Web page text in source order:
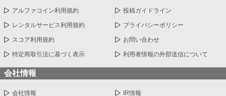
アルファコイン利用規約 投稿ガイドライン
レンタルサービス利用規約 プライバシーポリシー
スコア利用規約 お問い合わせ
特定商取引法に基づく表示 利用者情報の外部送信について
会社情報
会社情報 IR情報